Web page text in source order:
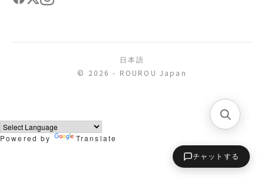
日本語
© 2026 - ROUROU Japan
チャットする
Powered by Translate